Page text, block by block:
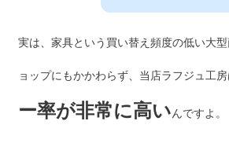
実は、家具という買い替え頻度の低い大
ョップにもかかわらず、当店ラフジュ工
ー率が非常に高いんですよ。